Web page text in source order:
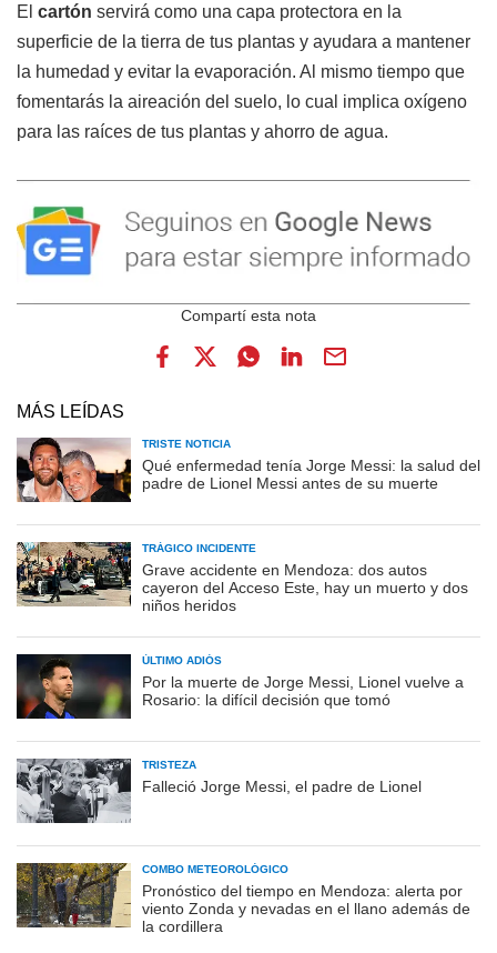
El cartón servirá como una capa protectora en la
superficie de la tierra de tus plantas y ayudara a mantener
la humedad y evitar la evaporación. Al mismo tiempo que
fomentarás la aireación del suelo, lo cual implica oxígeno
para las raíces de tus plantas y ahorro de agua.
MÁS LEÍDAS
TRISTE NOTICIA
Qué enfermedad tenía Jorge Messi: la salud del
padre de Lionel Messi antes de su muerte
TRÁGICO INCIDENTE
Grave accidente en Mendoza: dos autos
cayeron del Acceso Este, hay un muerto y dos
niños heridos
ÚLTIMO ADIÓS
Por la muerte de Jorge Messi, Lionel vuelve a
Rosario: la difícil decisión que tomó
TRISTEZA
Falleció Jorge Messi, el padre de Lionel
COMBO METEOROLÓGICO
Pronóstico del tiempo en Mendoza: alerta por
viento Zonda y nevadas en el llano además de
la cordillera